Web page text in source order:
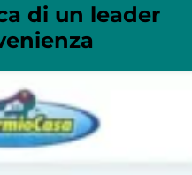
di un leader